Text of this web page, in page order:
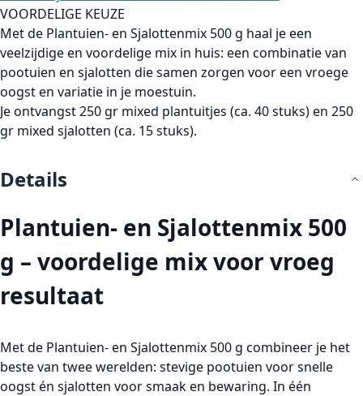
VOORDELIGE KEUZE
Met de Plantuien- en Sjalottenmix 500 g haal je een
veelzijdige en voordelige mix in huis: een combinatie van
pootuien en sjalotten die samen zorgen voor een vroege
oogst en variatie in je moestuin.
Je ontvangst 250 gr mixed plantuitjes (ca. 40 stuks) en 250
gr mixed sjalotten (ca. 15 stuks).
Details
Plantuien- en Sjalottenmix 500
g – voordelige mix voor vroeg
resultaat
Met de Plantuien- en Sjalottenmix 500 g combineer je het
beste van twee werelden: stevige pootuien voor snelle
oogst én sjalotten voor smaak en bewaring. In één